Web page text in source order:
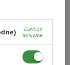
Zawsze
aktywne